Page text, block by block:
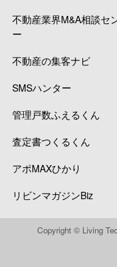
不動産業界M&A相談セ
ー
不動産の集客ナビ
SMSハンター
管理戸数ふえるくん
査定書つくるくん
アポMAXひかり
リビンマガジンBiz
Copyright © Living